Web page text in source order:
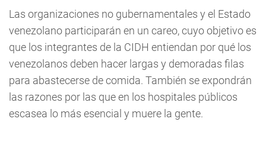
Las organizaciones no gubernamentales y el Estado
venezolano participarán en un careo, cuyo objetivo es
que los integrantes de la CIDH entiendan por qué los
venezolanos deben hacer largas y demoradas filas
para abastecerse de comida. También se expondrán
las razones por las que en los hospitales públicos
escasea lo más esencial y muere la gente.